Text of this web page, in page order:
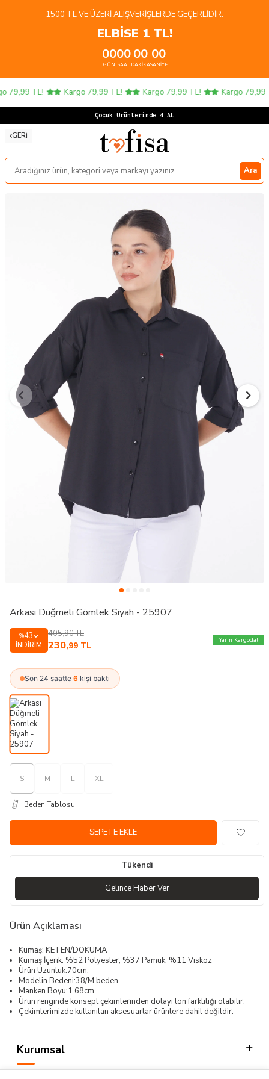
1500 TL VE ÜZERI ALIŞVERIŞLERDE GEÇERLIDIR.
ELBİSE 1 TL!
00
GÜN
00
SAAT
00
DAKIKA
00
SANIYE
79,99 TL! Kargo 79,99 TL! Kargo 79,99 TL! Kargo 79,99
Çocuk Ürünlerinde 4 AL 3
GERI
Ara
Arkası Düğmeli Gömlek Siyah - 25907
%43
İNDIRIM
405,90TL
230,99 TL
Yarın Kargoda!
Son 24 saatte 6 kişi baktı
S M L XL
Beden Tablosu
SEPETE EKLE
Tükendi
Gelince Haber Ver
Ürün Açıklaması
Kumaş: KETEN/DOKUMA
Kumaş İçerik: %52 Polyester, %37 Pamuk, %11 Viskoz
Ürün Uzunluk:70cm.
Modelin Bedeni:38/M beden.
Manken Boyu:1.68cm.
Ürün renginde konsept çekimlerinden dolayı ton farklılığı olabilir.
Çekimlerimizde kullanılan aksesuarlar ürünlere dahil değildir.
Kurumsal